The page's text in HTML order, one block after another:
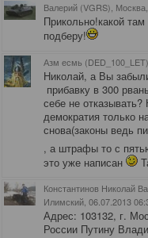
Валерий (VGRS), Москва
Прикольно!какой
подберу!
Азм есмь
Николай, а Вы
прибавку в 300
себе не отказывать?
демократия только
снова(законы ведь
, а штрафы то с
это уже написан
Константинов Николай
Илимский , 06.07.2013
Адрес: 103132, г.
России Путину